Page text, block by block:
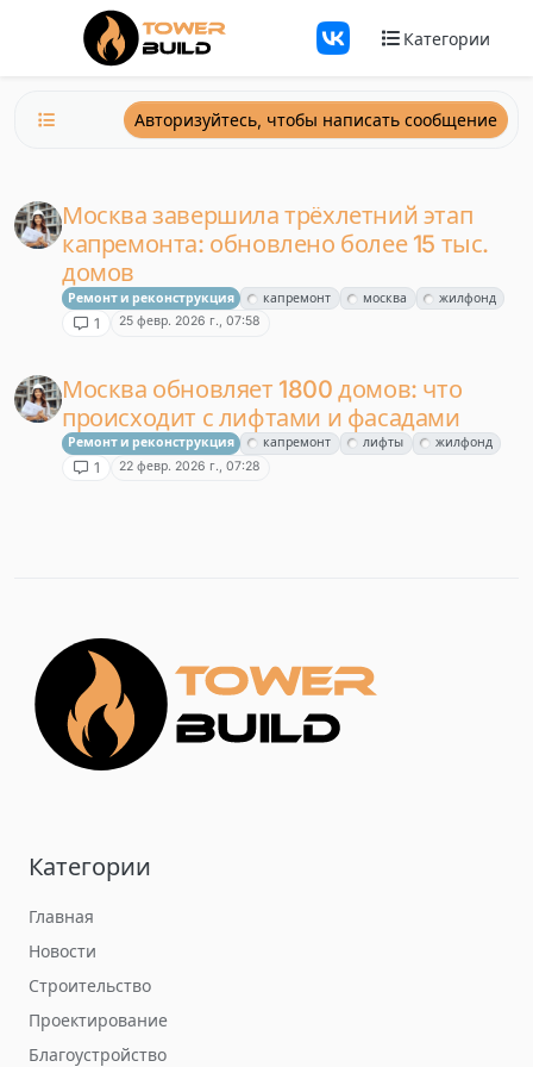
Перейти к содержанию
Категории
Авторизуйтесь, чтобы написать сообщение
Москва завершила трёхлетний этап
капремонта: обновлено более 15 тыс.
домов
Ремонт и реконструкция капремонт москва жилфонд
1 25 февр. 2026 г., 07:58
Москва обновляет 1800 домов: что
происходит с лифтами и фасадами
Ремонт и реконструкция капремонт лифты жилфонд
1 22 февр. 2026 г., 07:28
Категории
Главная
Новости
Строительство
Проектирование
Благоустройство